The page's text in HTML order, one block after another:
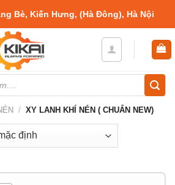
Bè, Kiến Hưng, (Hà Đông), Hà Nội
/ XY LANH KHÍ NÉN ( CHUẨN NEW)